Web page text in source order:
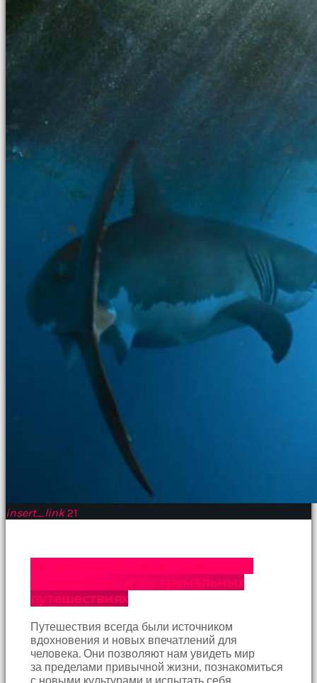
insert_link 21
о необычных и экстремальных
путешествиях
Путешествия всегда были источником
вдохновения и новых впечатлений для
человека. Они позволяют нам увидеть мир
за пределами привычной жизни, познакомиться
с новыми культурами и испытать себя